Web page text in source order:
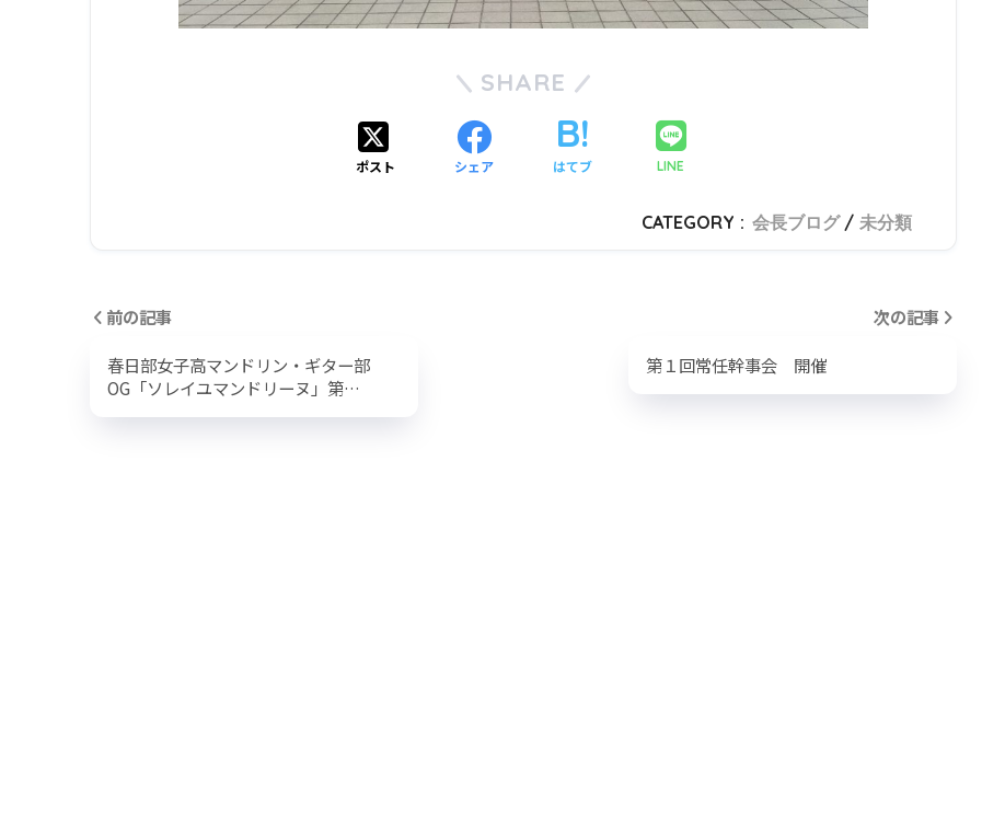
SHARE
ポスト シェア はてブ LINE
CATEGORY : 会長ブログ 未分類
前の記事
春日部女子高マンドリン・ギター部
OG「ソレイユマンドリーヌ」第…
次の記事
第１回常任幹事会 開催